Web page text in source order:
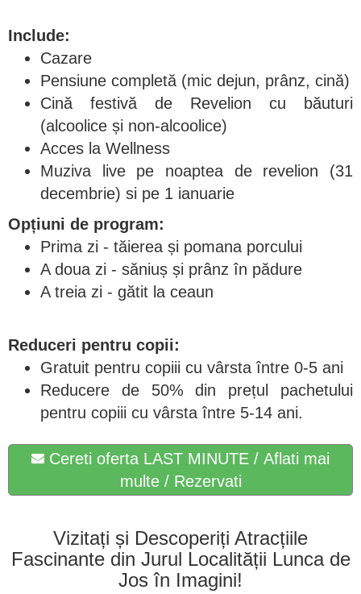
Include:
Cazare
Pensiune completă (mic dejun, prânz, cină)
Cină festivă de Revelion cu băuturi
(alcoolice și non-alcoolice)
Acces la Wellness
Muziva live pe noaptea de revelion (31
decembrie) si pe 1 ianuarie
Opțiuni de program:
Prima zi - tăierea și pomana porcului
A doua zi - săniuș și prânz în pădure
A treia zi - gătit la ceaun
Reduceri pentru copii:
Gratuit pentru copiii cu vârsta între 0-5 ani
Reducere de 50% din prețul pachetului
pentru copiii cu vârsta între 5-14 ani.
Cereti oferta LAST MINUTE / Aflati mai
multe / Rezervati
Vizitați și Descoperiți Atracțiile
Fascinante din Jurul Localității Lunca de
Jos în Imagini!